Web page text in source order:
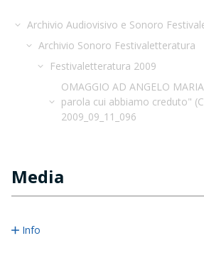
Archivio Audiovisivo e Sonoro
Archivio Sonoro Festivaletteratura
Festivaletteratura 2009
OMAGGIO AD ANGELO
parola cui abbiamo creduto"
2009_09_11_096
Media
Info